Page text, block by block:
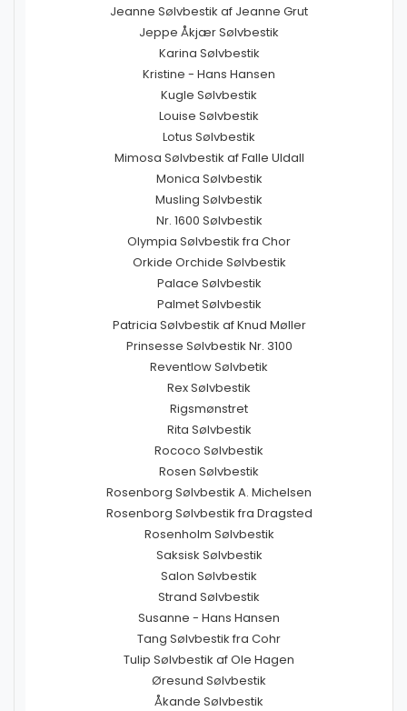
Jeanne Sølvbestik af Jeanne Grut
Jeppe Åkjær Sølvbestik
Karina Sølvbestik
Kristine - Hans Hansen
Kugle Sølvbestik
Louise Sølvbestik
Lotus Sølvbestik
Mimosa Sølvbestik af Falle Uldall
Monica Sølvbestik
Musling Sølvbestik
Nr. 1600 Sølvbestik
Olympia Sølvbestik fra Chor
Orkide Orchide Sølvbestik
Palace Sølvbestik
Palmet Sølvbestik
Patricia Sølvbestik af Knud Møller
Prinsesse Sølvbestik Nr. 3100
Reventlow Sølvbetik
Rex Sølvbestik
Rigsmønstret
Rita Sølvbestik
Rococo Sølvbestik
Rosen Sølvbestik
Rosenborg Sølvbestik A. Michelsen
Rosenborg Sølvbestik fra Dragsted
Rosenholm Sølvbestik
Saksisk Sølvbestik
Salon Sølvbestik
Strand Sølvbestik
Susanne - Hans Hansen
Tang Sølvbestik fra Cohr
Tulip Sølvbestik af Ole Hagen
Øresund Sølvbestik
Åkande Sølvbestik